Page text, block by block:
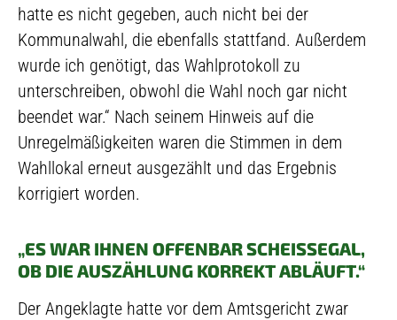
hatte es nicht gegeben, auch nicht bei der
Kommunalwahl, die ebenfalls stattfand. Außerdem
wurde ich genötigt, das Wahlprotokoll zu
unterschreiben, obwohl die Wahl noch gar nicht
beendet war.“ Nach seinem Hinweis auf die
Unregelmäßigkeiten waren die Stimmen in dem
Wahllokal erneut ausgezählt und das Ergebnis
korrigiert worden.
„ES WAR IHNEN OFFENBAR SCHEISSEGAL, O
B DIE AUSZÄHLUNG KORREKT ABLÄUFT.“
Der Angeklagte hatte vor dem Amtsgericht zwar